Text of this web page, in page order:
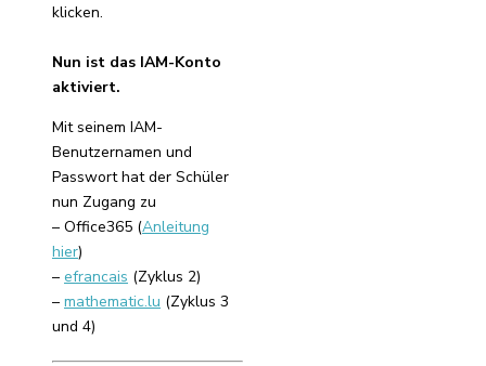
klicken.
Nun ist das IAM-Konto
aktiviert.
Mit seinem IAM-
Benutzernamen und
Passwort hat der Schüler
nun Zugang zu
– Office365 (Anleitung
hier)
– efrancais (Zyklus 2)
– mathematic.lu (Zyklus 3
und 4)